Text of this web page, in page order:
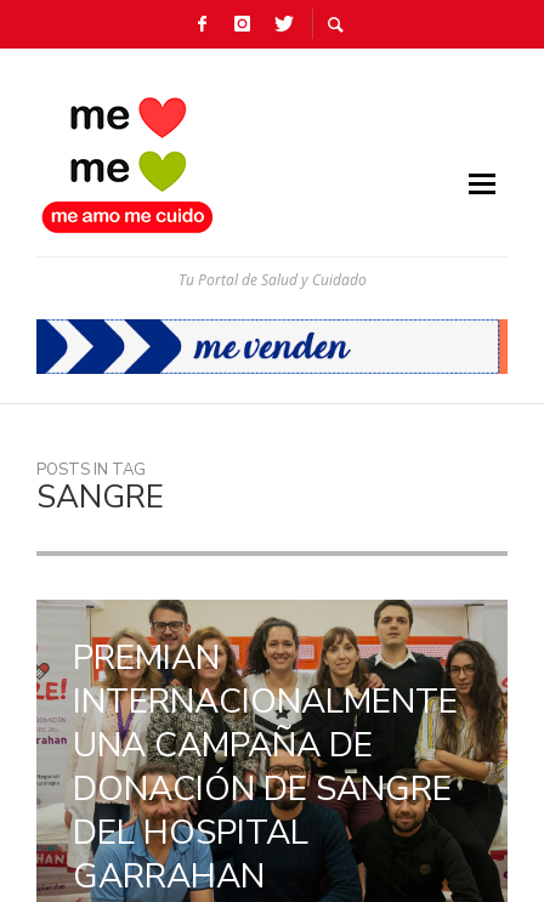
Tu Portal de Salud y Cuidado
POSTS IN TAG
SANGRE
PREMIAN
INTERNACIONALMENTE
UNA CAMPAÑA DE
DONACIÓN DE SANGRE
DEL HOSPITAL
GARRAHAN